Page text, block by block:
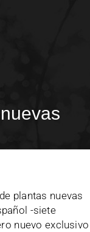
plantas nuevas
-siete
nuevo exclusivo